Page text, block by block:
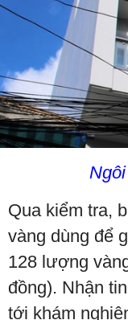
Qua kiểm tra,
vàng dùng để
128 lượng
đồng). Nhận
tới khám